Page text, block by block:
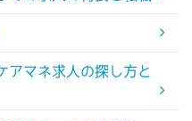
アマネ求人の探し方と